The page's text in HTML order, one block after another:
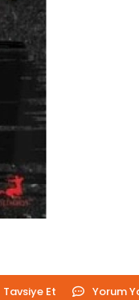
Tavsiye Et Yorum